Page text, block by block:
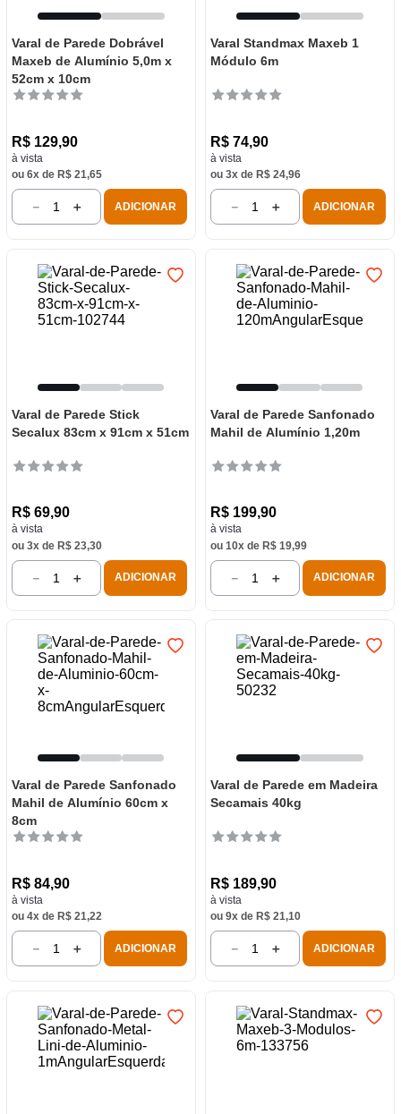
Varal de Parede Dobrável
Maxeb de Alumínio 5,0m x
52cm x 10cm
R$ 129,90
à vista
ou 6x de R$ 21,65
＋
－ ADICIONAR
Varal Standmax Maxeb 1
Módulo 6m
R$ 74,90
à vista
ou 3x de R$ 24,96
＋
－ ADICIONAR
Varal de Parede Stick
Secalux 83cm x 91cm x 51cm
R$ 69,90
à vista
ou 3x de R$ 23,30
＋
－ ADICIONAR
Varal de Parede Sanfonado
Mahil de Alumínio 1,20m
R$ 199,90
à vista
ou 10x de R$ 19,99
＋
－ ADICIONAR
Varal de Parede Sanfonado
Mahil de Alumínio 60cm x
8cm
R$ 84,90
à vista
ou 4x de R$ 21,22
＋
－ ADICIONAR
Varal de Parede em Madeira
Secamais 40kg
R$ 189,90
à vista
ou 9x de R$ 21,10
＋
－ ADICIONAR